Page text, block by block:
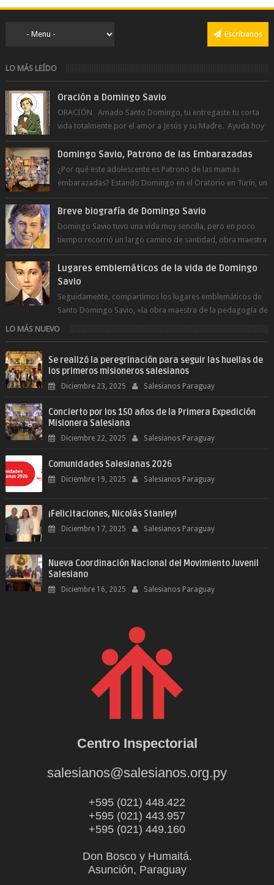
Escríbanos
LO MÁS LEÍDO
Oración a Domingo Savio
ORACIÓN Amado Santo Domingo, tu entregaste tu corta
vida totalmente por el amor a Jesús y su Madre. Ayuda hoy
a la juventud para ...
Domingo Savio, Patrono de las Embarazadas
¿Por qué este adolescente es Patrono de las mamás
embarazadas? Estando Domingo en el Oratorio en Turín, un
día le pide a Don Bosco...
Breve biografía de Domingo Savio
Domingo Savio tuvo una vida muy sencilla, pero en poco
tiempo recorrió un largo camino de santidad, obra maestra
del Espíritu Santo y fr...
Lugares emblemáticos de la vida de Domingo
Savio
Seguidamente, compartimos los lugares emblemáticos de
Santo Domingo Savio, «la obra maestra de la pedagogía de
Don Bosco». San Giovann...
LO MÁS NUEVO
Se realizó la peregrinación para seguir las huellas de
los primeros misioneros salesianos
Diciembre 23, 2025 Salesianos Paraguay
Concierto por los 150 años de la Primera Expedición
Misionera Salesiana
Diciembre 22, 2025 Salesianos Paraguay
Comunidades Salesianas 2026
Diciembre 19, 2025 Salesianos Paraguay
¡Felicitaciones, Nicolás Stanley!
Diciembre 17, 2025 Salesianos Paraguay
Nueva Coordinación Nacional del Movimiento Juvenil
Salesiano
Diciembre 16, 2025 Salesianos Paraguay
Centro Inspectorial
salesianos@salesianos.org.py
+595 (021) 448.422
+595 (021) 443.957
+595 (021) 449.160
Don Bosco y Humaitá.
Asunción, Paraguay